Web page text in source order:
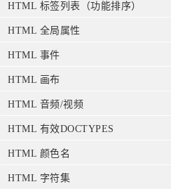
HTML 标签列表（功能排序）
HTML 全局属性
HTML 事件
HTML 画布
HTML 音频/视频
HTML 有效DOCTYPES
HTML 颜色名
HTML 字符集